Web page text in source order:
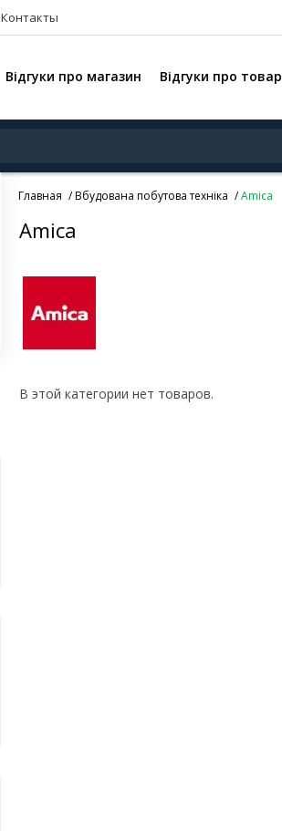
Контакты
Відгуки про магазин Відгуки про товар
Главная Вбудована побутова техніка Amica
Amica
В этой категории нет товаров.